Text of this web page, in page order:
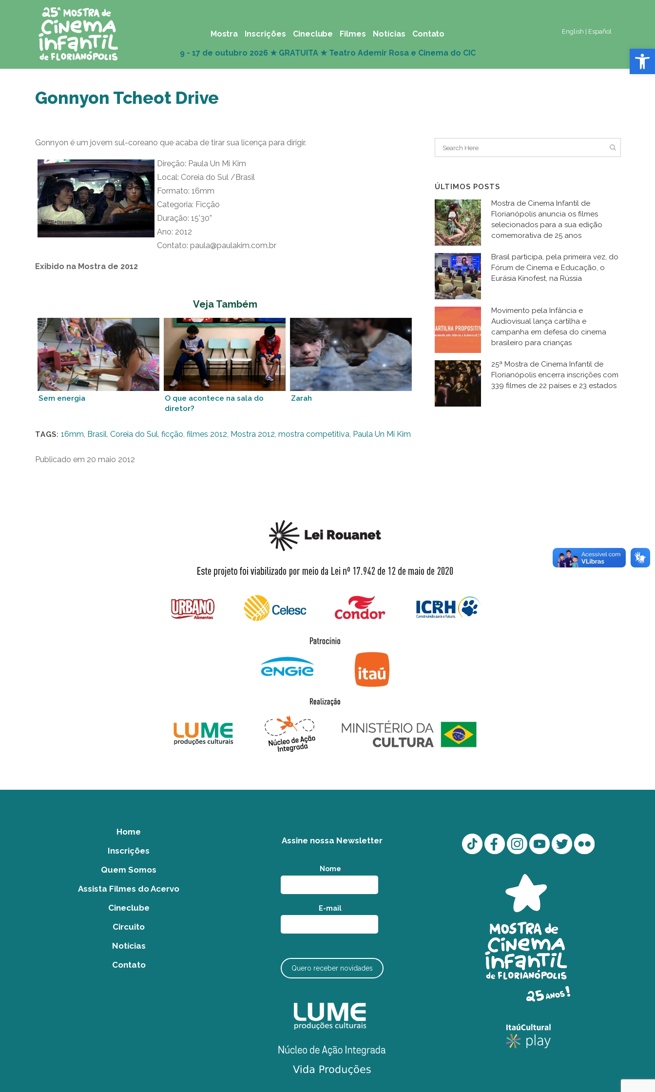
Abrir
English Español
Mostra Inscrições Cineclube Filmes Notícias Contato
Gonnyon Tcheot Drive
Gonnyon é um jovem sul-coreano que acaba de tirar sua licença para dirigir.
Direção: Paula Un Mi Kim
Local: Coreia do Sul /Brasil
Formato: 16mm
Categoria: Ficção
Duração: 15’30”
Ano: 2012
Contato: paula@paulakim.com.br
Exibido na Mostra de 2012
Veja Também
Sem energia
O que acontece na sala do
diretor?
Zarah
TAGS: 16mm, Brasil, Coreia do Sul, ficção, filmes 2012, Mostra 2012, mostra competitiva, Paula Un Mi Kim
Publicado em 20 maio 2012
ÚLTIMOS POSTS
Mostra de Cinema Infantil de
Florianópolis anuncia os filmes
selecionados para a sua edição
comemorativa de 25 anos
Brasil participa, pela primeira vez, do
Fórum de Cinema e Educação, o
Eurásia Kinofest, na Rússia
Movimento pela Infância e
Audiovisual lança cartilha e
campanha em defesa do cinema
brasileiro para crianças
25ª Mostra de Cinema Infantil de
Florianópolis encerra inscrições com
339 filmes de 22 países e 23 estados
Home
Inscrições
Quem Somos
Assista Filmes do Acervo
Cineclube
Circuito
Notícias
Contato
Assine nossa Newsletter
Nome *
E-mail *
Quero receber novidades